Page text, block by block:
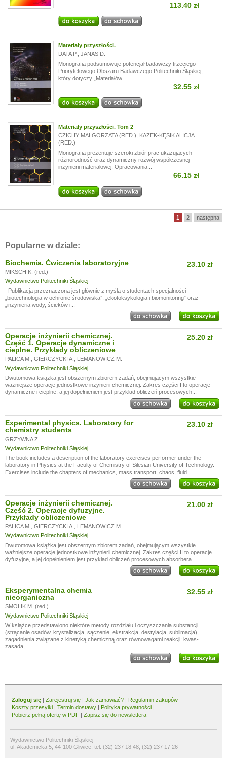
113.40 zł
Materiały przyszłości.
DATA P.
JANAS D.
Monografia podsumowuje potencjał badawczy trzeciego
Priorytetowego Obszaru Badawczego Politechniki Śląskiej,
który dotyczy „Materiałów...
32.55 zł
Materiały przyszłości. Tom 2
CZICHY MAŁGORZATA (RED.)
KAZEK-KĘSIK ALICJA
(RED.)
Monografia prezentuje szeroki zbiór prac ukazujących
różnorodność oraz dynamiczny rozwój współczesnej
inżynierii materiałowej. Opracowania...
66.15 zł
1 2 następna
Popularne w dziale:
Biochemia. Ćwiczenia laboratoryjne
MIKSCH K. (red.)
Wydawnictwo Politechniki Śląskiej
23.10 zł
Publikacja przeznaczona jest głównie z myślą o studentach specjalności
„biotechnologia w ochronie środowiska”, „ekotoksykologia i biomonitoring” oraz
„inżynieria wody, ścieków i...
Operacje inżynierii chemicznej.
Część 1. Operacje dynamiczne i
cieplne. Przykłady obliczeniowe
PALICA M. GIERCZYCKI A.
LEMANOWICZ M.
Wydawnictwo Politechniki Śląskiej
25.20 zł
Dwutomowa książka jest obszernym zbiorem zadań, obejmującym wszystkie
ważniejsze operacje jednostkowe inżynierii chemicznej. Zakres części I to operacje
dynamiczne i cieplne, a jej dopełnieniem jest przykład obliczeń procesowych...
Experimental physics. Laboratory for
chemistry students
GRZYWNA Z.
Wydawnictwo Politechniki Śląskiej
23.10 zł
The book includes a description of the laboratory exercises performer under the
laboratory in Physics at the Faculty of Chemistry of Silesian University of Technology.
Exercises include the chapters of mechanics, mass transport, chaos, fluid...
Operacje inżynierii chemicznej.
Część 2. Operacje dyfuzyjne.
Przykłady obliczeniowe
PALICA M. GIERCZYCKI A.
LEMANOWICZ M.
Wydawnictwo Politechniki Śląskiej
21.00 zł
Dwutomowa książka jest obszernym zbiorem zadań, obejmującym wszystkie
ważniejsze operacje jednostkowe inżynierii chemicznej. Zakres części II to operacje
dyfuzyjne, a jej dopełnieniem jest przykład obliczeń procesowych absorbera....
Eksperymentalna chemia
nieorganiczna
SMOLIK M. (red.)
Wydawnictwo Politechniki Śląskiej
32.55 zł
W książce przedstawiono niektóre metody rozdziału i oczyszczania substancji
(strącanie osadów, krystalizacja, sączenie, ekstrakcja, destylacja, sublimacja),
zagadnienia związane z kinetyką chemiczną oraz równowagami reakcji: kwas-
zasada,...
Zaloguj się | Zarejestruj się | Jak zamawiać? | Regulamin zakupów
Koszty przesyłki | Termin dostawy | Polityka prywatności |
Pobierz pełną ofertę w PDF | Zapisz się do newslettera
Wydawnictwo Politechniki Śląskiej
ul. Akademicka 5, 44-100 Gliwice, tel. (32) 237 18 48, (32) 237 17 26